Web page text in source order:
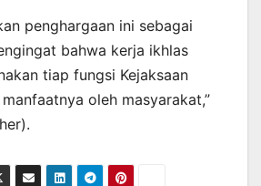
penghargaan ini sebagai
bahwa kerja ikhlas
tiap fungsi Kejaksaan
oleh masyarakat,”